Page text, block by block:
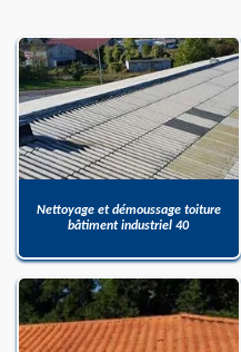
Nettoyage et démoussage toiture
bâtiment industriel 40